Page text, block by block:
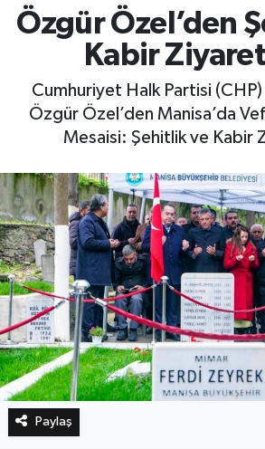
Özgür Özel’den
Kabir
Cumhuriyet Halk Partisi (CHP)
Özgür Özel’den Manisa’da
Mesaisi: Şehitlik ve Kabir
Paylaş
Kültür & Sanat
Teknoloji
Bilim
Genel
Bilim, Teknoloji